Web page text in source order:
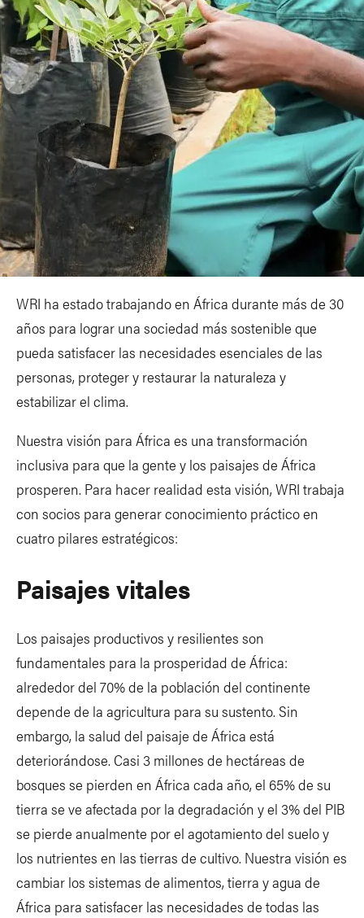
WRI ha estado trabajando en África durante más de 30
años para lograr una sociedad más sostenible que
pueda satisfacer las necesidades esenciales de las
personas, proteger y restaurar la naturaleza y
estabilizar el clima.
Nuestra visión para África es una transformación
inclusiva para que la gente y los paisajes de África
prosperen. Para hacer realidad esta visión, WRI trabaja
con socios para generar conocimiento práctico en
cuatro pilares estratégicos:
Paisajes vitales
Los paisajes productivos y resilientes son
fundamentales para la prosperidad de África:
alrededor del 70% de la población del continente
depende de la agricultura para su sustento. Sin
embargo, la salud del paisaje de África está
deteriorándose. Casi 3 millones de hectáreas de
bosques se pierden en África cada año, el 65% de su
tierra se ve afectada por la degradación y el 3% del PIB
se pierde anualmente por el agotamiento del suelo y
los nutrientes en las tierras de cultivo. Nuestra visión es
cambiar los sistemas de alimentos, tierra y agua de
África para satisfacer las necesidades de todas las